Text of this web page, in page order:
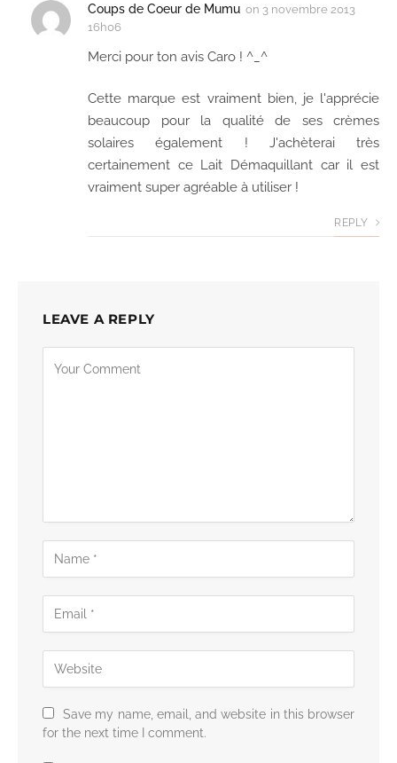
Coups de Coeur de Mumu on 3 novembre 2013
16h06
Merci pour ton avis Caro ! ^_^
Cette marque est vraiment bien, je l'apprécie
beaucoup pour la qualité de ses crèmes
solaires également ! J'achèterai très
certainement ce Lait Démaquillant car il est
vraiment super agréable à utiliser !
REPLY
LEAVE A REPLY
Save my name, email, and website in this browser
for the next time I comment.